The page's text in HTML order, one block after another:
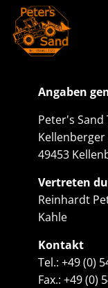
Angaben
Peter's Sand
Kellenberger
49453
Vertreten
Reinhardt
Kahle
Kontakt
Tel.: +49 (0)
Fax.: +49 (0)